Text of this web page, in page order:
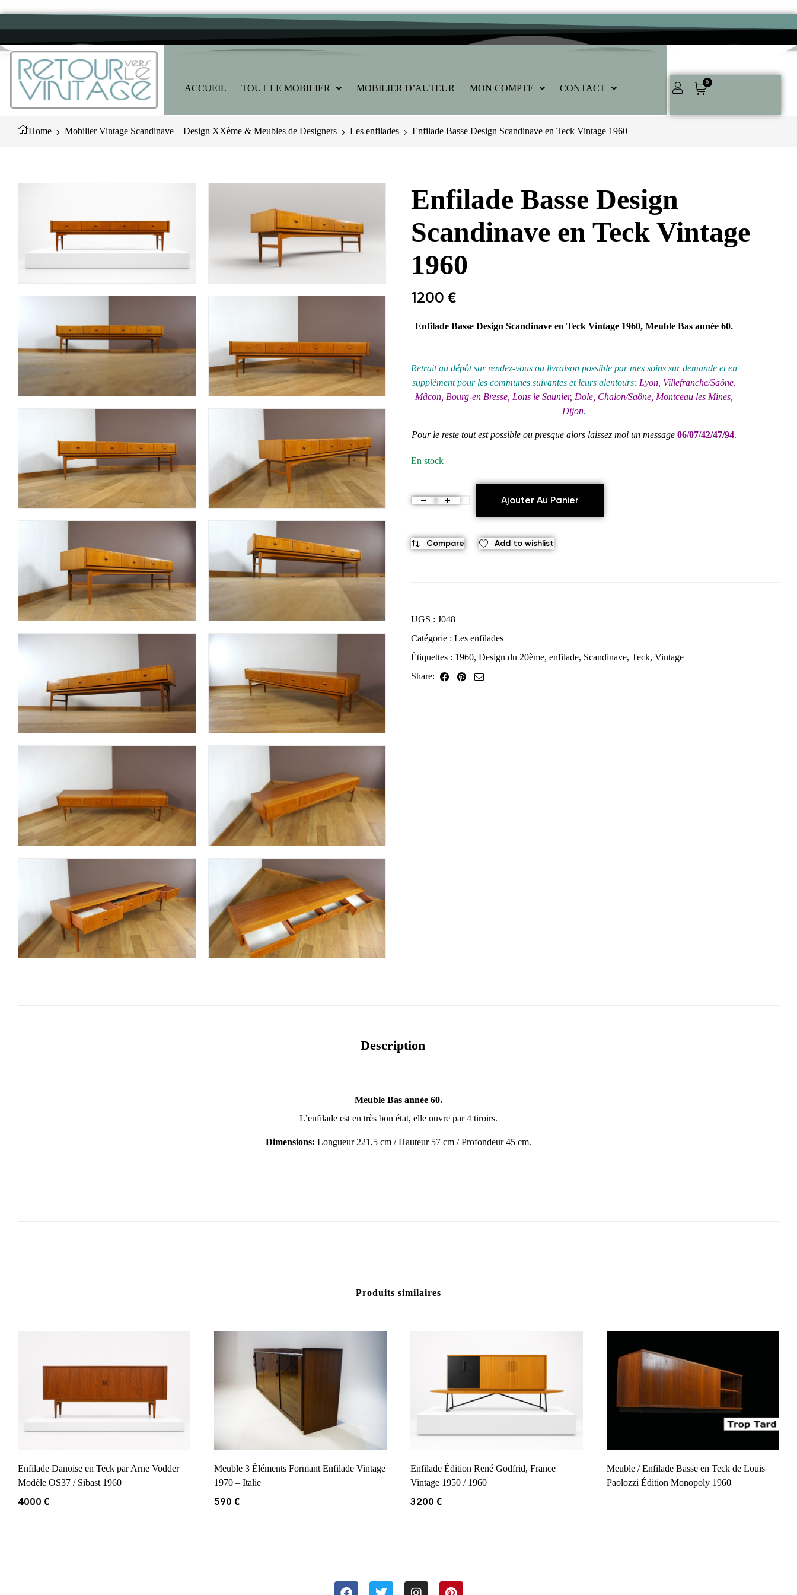
ACCUEIL TOUT LE MOBILIER MOBILIER D’AUTEUR MON COMPTE CONTACT
0
Home Mobilier Vintage Scandinave – Design XXème & Meubles de Designers Les enfilades Enfilade Basse Design Scandinave en Teck Vintage 1960
Enfilade Basse Design
Scandinave en Teck Vintage
1960
1200 €
Enfilade Basse Design Scandinave en Teck Vintage 1960, Meuble Bas année 60.
Retrait au dépôtsur rendez-vous ou livraison possible par mes soins sur demande et en
supplément pour les communes suivantes et leurs alentours: Lyon, Villefranche/Saône,
Mâcon, Bourg-en Bresse, Lons le Saunier, Dole, Chalon/Saône, Montceau les Mines,
Dijon.
Pour le reste tout est possible ou presque alors laissez moi un message 06/07/42/47/94.
En stock
Ajouter Au Panier
Compare Add to wishlist
UGS : J048
Catégorie : Les enfilades
Étiquettes : 1960, Design du 20ème, enfilade, Scandinave, Teck, Vintage
Share:
Description
Meuble Bas année 60.
L’enfilade est en très bon état, elle ouvre par 4 tiroirs.
Dimensions: Longueur 221,5 cm / Hauteur 57 cm / Profondeur 45 cm.
Produits similaires
Enfilade Danoise en Teck par Arne Vodder
Modèle OS37 / Sibast 1960
4000 €
Meuble 3 Éléments Formant Enfilade Vintage
1970 – Italie
590 €
Enfilade Édition René Godfrid, France
Vintage 1950 / 1960
3200 €
Meuble / Enfilade Basse en Teck de Louis
Paolozzi Édition Monopoly 1960